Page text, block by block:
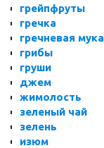
грейпфруты
гречка
гречневая мука
грибы
груши
джем
жимолость
зеленый чай
зелень
изюм